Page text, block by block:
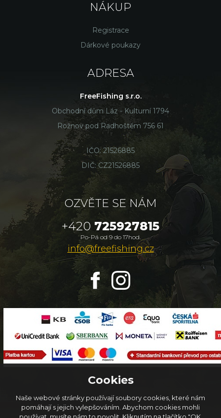
NÁKUP
Registrace
Dárkové poukazy
ADRESA
FreeFishing s.r.o.
Obchodní dům Láz - Kulturní 1794
Rožnov pod Radhoštěm 756 61
IČO: 21526885
DIČ: CZ21526885
OZVĚTE SE NÁM
+420 725927815
Po-Pá od 9 do 17hod.
info@freefishing.cz
Cookies
Naše webové stránky používají soubory cookies, které nám
pomáhají s jejich vylepšováním. Abychom cookies mohli